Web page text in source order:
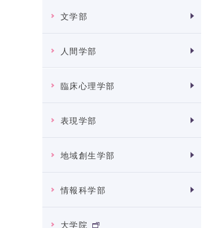
文学部
人間学部
臨床心理学部
表現学部
地域創生学部
情報科学部
大学院